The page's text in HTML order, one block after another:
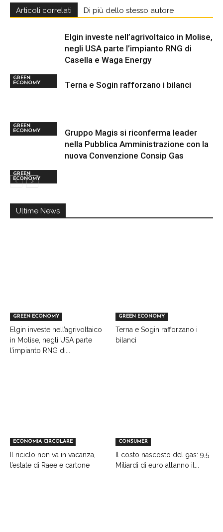
Articoli correlati Di più dello stesso autore
GREEN
ECONOMY
Elgin investe nell’agrivoltaico in Molise,
negli USA parte l’impianto RNG di
Casella e Waga Energy
GREEN
ECONOMY
Terna e Sogin rafforzano i bilanci
GREEN
ECONOMY
Gruppo Magis si riconferma leader
nella Pubblica Amministrazione con la
nuova Convenzione Consip Gas
Ultime News
GREEN ECONOMY
Elgin investe nell’agrivoltaico
in Molise, negli USA parte
l’impianto RNG di...
GREEN ECONOMY
Terna e Sogin rafforzano i
bilanci
ECONOMIA CIRCOLARE
Il riciclo non va in vacanza,
l’estate di Raee e cartone
CONSUMER
Il costo nascosto del gas: 9,5
Miliardi di euro all’anno il...